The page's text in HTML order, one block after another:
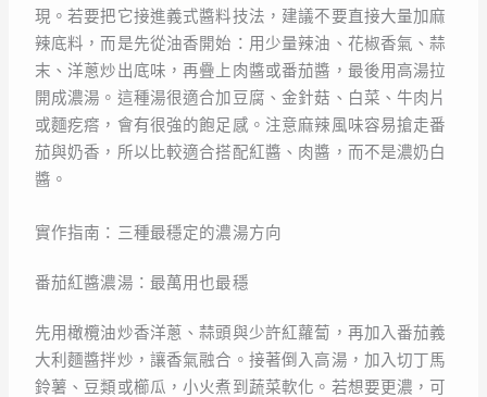
現。若要把它接進義式醬料技法，建議不要直接大量加麻
辣底料，而是先從油香開始：用少量辣油、花椒香氣、蒜
末、洋蔥炒出底味，再疊上肉醬或番茄醬，最後用高湯拉
開成濃湯。這種湯很適合加豆腐、金針菇、白菜、牛肉片
或麵疙瘩，會有很強的飽足感。注意麻辣風味容易搶走番
茄與奶香，所以比較適合搭配紅醬、肉醬，而不是濃奶白
醬。
實作指南：三種最穩定的濃湯方向
番茄紅醬濃湯：最萬用也最穩
先用橄欖油炒香洋蔥、蒜頭與少許紅蘿蔔，再加入番茄義
大利麵醬拌炒，讓香氣融合。接著倒入高湯，加入切丁馬
鈴薯、豆類或櫛瓜，小火煮到蔬菜軟化。若想要更濃，可